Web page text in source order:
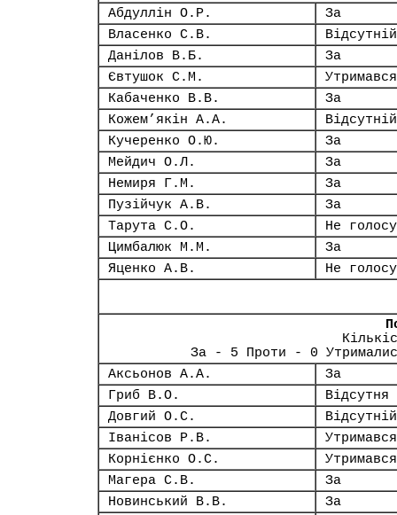
Абдуллін О.Р.
За
Власенко С.В.
Відсутній
Данілов В.Б.
За
Євтушок С.М.
Утримався
Кабаченко В.В.
За
Кожем’якін А.А.
Відсутній
Кучеренко О.Ю.
За
Мейдич О.Л.
За
Немиря Г.М.
За
Пузійчук А.В.
За
Тарута С.О.
Не
Цимбалюк М.М.
За
Яценко А.В.
Не
За - 5 Проти - 0
Аксьонов А.А.
За
Гриб В.О.
Відсутня
Довгий О.С.
Відсутній
Іванісов Р.В.
Утримався
Корнієнко О.С.
Утримався
Магера С.В.
За
Новинський В.В.
За